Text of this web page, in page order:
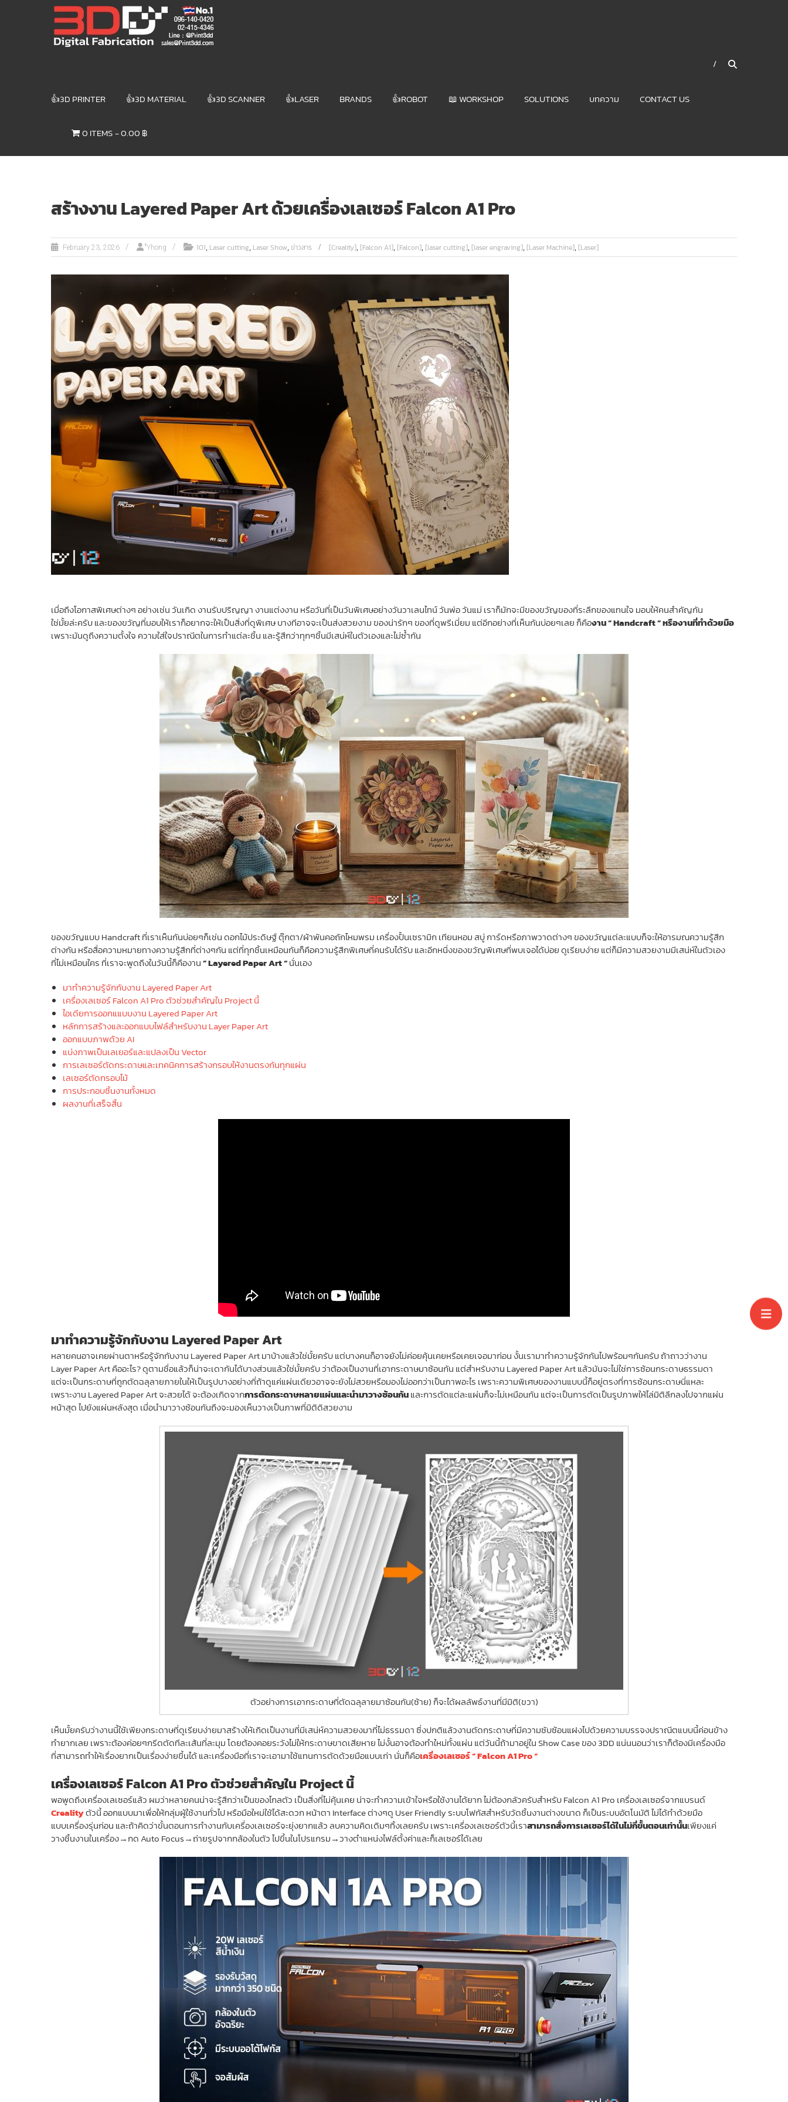
3DD DIGITAL
FABRICATION
3D Printer |
👍3D PRINTER 👍3D MATERIAL 👍3D SCANNER 👍LASER BRANDS 👍ROBOT 📖 WORKSHOP SOLUTIONS บทความ CONTACT US
0 ITEMS 0.00 ฿
สร้างงาน Layered Paper Art ด้วยเครื่องเลเซอร์ Falcon A1 Pro
February 23, 2026 ํํYhong 101, Laser cutting, Laser Show,ข่าวสาร [Creality],[Falcon A1],[Falcon],[laser cutting],[laser engraving],[Laser Machine],[Laser]
เมื่อถึงโอกาสพิเศษต่างๆ อย่างเช่น วันเกิด งานรับปริญญา งานแต่งงาน หรือวันที่เป็นวันพิเศษอย่างวันวาเลนไทน์ วันพ่อ วันแม่ เราก็มักจะมีของขวัญของที่ระลึกของแทนใจ มอบให้คนสำคัญกัน
ใช่มั้ยล่ะครับ และของขวัญที่มอบให้เราก็อยากจะให้เป็นสิ่งที่ดูพิเศษ บางทีอาจจะเป็นส่งสวยงาม ของน่ารักๆ ของที่ดูพรีเมี่ยม แต่อีกอย่างที่เห็นกันบ่อยๆเลย ก็คืองาน ” Handcraft ” หรืองานที่ทำด้วยมือ
เพราะมันดูถึงความตั้งใจ ความใส่ใจปราณีตในการทำแต่ละชิ้น และรู้สึกว่าทุกๆชิ้นมีเสน่ห์ในตัวเองและไม่ซ้ำกัน
ของขวัญแบบ Handcraft ที่เราเห็นกันบ่อยๆก็เช่น ดอกไม้ประดิษฐ์ ตุ๊กตา/ผ้าพันคอถักไหมพรม เครื่องปั้นเซรามิก เทียนหอม สบู่ การ์ดหรือภาพวาดต่างๆ ของขวัญแต่ละแบบก็จะให้อารมณความรู้สึก
ต่างกัน หรือสื่อความหมายทางความรู้สึกที่ต่างๆกัน แต่ที่ทุกชิ้นเหมือนกันก็คือความรู้สึกพิเศษที่คนรับได้รับ และอีกหนึ่งของขวัญพิเศษที่พบเจอได้บ่อย ดูเรียบง่าย แต่ก็มีความสวยงามมีเสน่ห์ในตัวเอง
ที่ไม่เหมือนใคร ที่เราจะพูดถึงในวันนี้ก็คืองาน” Layered Paper Art “นั่นเอง
มาทำความรู้จักกับงาน Layered Paper Art
เครื่องเลเซอร์ Falcon A1 Pro ตัวช่วยสำคัญใน Project นี้
ไอเดียการออกแแบบงาน Layered Paper Art
หลักการสร้างและออกแบบไฟล์สำหรับงาน Layer Paper Art
ออกแบบภาพด้วย AI
แบ่งภาพเป็นเลเยอร์และแปลงเป็น Vector
การเลเซอร์ตัดกระดาษและเทคนิคการสร้างกรอบให้งานตรงกันทุกแผ่น
เลเซอร์ตัดกรอบไม้
การประกอบชิ้นงานทั้งหมด
ผลงานที่เสร็จสิ้น
มาทำความรู้จักกับงาน Layered Paper Art
หลายคนอาจเคยผ่านตาหรือรู้จักกับงาน Layered Paper Art มาบ้างแล้วใช่มั้ยครับ แต่บางคนก็อาจยังไม่ค่อยคุ้นเคยหรือเคยเจอมาก่อน งั้นเรามาทำความรู้จักกันไปพร้อมๆกันครับ ถ้าถาวว่างาน
Layer Paper Art คืออะไร? ดูตามชื่อแล้วก็น่าจะเดากันได้บางส่วนแล้วใช่มั้ยครับ ว่าต้องเป็นงานที่เอากระดาษมาซ้อนกัน แต่สำหรับงาน Layered Paper Art แล้วมันจะไม่ใช่การซ้อนกระดาษธรรมดา
แต่จะเป็นกระดาษที่ถูกตัดฉลุลายภายในให้เป็นรูปบางอย่างที่ถ้าดูแค่แผ่นเดียวอาจจะยังไม่สวยหรือมองไม่ออกว่าเป็นภาพอะไร เพราะความพิเศษของงานแบบนี้ก็อยู่ตรงที่การซ้อนกระดาษนี่แหละ
เพราะงาน Layered Paper Art จะสวยได้ จะต้องเกิดจากการตัดกระดาษหลายแผ่นและนำมาวางซ้อนกันและการตัดแต่ละแผ่นก็จะไม่เหมือนกัน แต่จะเป็นการตัดเป็นรูปภาพให้ไล่มิติลึกลงไปจากแผ่น
หน้าสุด ไปยังแผ่นหลังสุด เมื่อนำมาวางซ้อนกันถึงจะมองเห็นวางเป็นภาพที่มิติดิสวยงาม
ตัวอย่างการเอากระดาษที่ตัดฉลุลายมาซ้อนกัน(ซ้าย) ก็จะได้ผลลัพธ์งานที่มีมิติ(ขวา)
เห็นมั้ยครับว่างานนี้ใช้เพียงกระดาษที่ดูเรียบง่ายมาสร้างให้เกิดเป็นงานที่มีเสน่ห์ความสวยงมาที่ไม่ธรรมดา ซึ่งปกติแล้วงานตัดกระดาษที่มีความซับซ้อนแฝงไปด้วยความบรรจงปราณีตแบบนี้ค่อนข้าง
ทำยากเลย เพราะต้องค่อยๆกรีดตัดทีละเส้นที่ละมุม โดยต้องคอยระวังไม่ให้กระดาษขาดเสียหาย ไม่งั้นอาจต้องทำใหม่ทั้งแผ่น แต่วันนี้ถ้ามาอยู่ใน Show Case ของ 3DD แน่นนอนว่าเราก็ต้องมีเครื่องมือ
ที่สามารถทำให้เรื่องยากเป็นเรื่องง่ายขึ้นได้ และเครื่องมือที่เราจะเอามาใช้แทนการตัดด้วยมือแบบเก่า นั่นก็คือเครื่องเลเซอร์ ” Falcon A1 Pro “
เครื่องเลเซอร์ Falcon A1 Pro ตัวช่วยสำคัญใน Project นี้
พอพูดถึงเครื่องเลเซอร์แล้ว ผมว่าหลายคนน่าจะรู้สึกว่าเป็นของไกลตัว เป็นสิ่งที่ไม่คุ้นเคย น่าจะทำความเข้าใจหรือใช้งานได้ยาก ไม่ต้องกลัวครับสำหรับ Falcon A1 Pro เครื่องเลเซอร์จากแบรนด์
Crealityตัวนี้ ออกแบบมาเพื่อให้กลุ่มผู้ใช้งานทั่วไป หรือมือใหม่ใช้ได้สะดวก หน้าตา Interface ต่างๆดู User Friendly ระบบโฟกัสสำหรับวัดชิ้นงานต่างขนาด ก็เป็นระบบอัตโนมัติ ไม่ได้ทำด้วยมือ
แบบเครื่องรุ่นก่อน และถ้าคิดว่าขั้นตอนการทำงานกับเครื่องเลเซอร์จะยุ่งยากแล้ว ลบความคิดเดิมๆทิ้งเลยครับ เพราะเครื่องเลเซอร์ตัวนี้เราสามารถสั่งการเลเซอร์ได้ในไม่กี่ขั้นตอนเท่านั้นเพียงแค่
วางชิ้นงานในเครื่อง→กด Auto Focus→ถ่ายรูปจากกล้องในตัว ไปขึ้นในโปรแกรม→วางตำแหน่งไฟล์ตั้งค่าและก็เลเซอร์ได้เลย